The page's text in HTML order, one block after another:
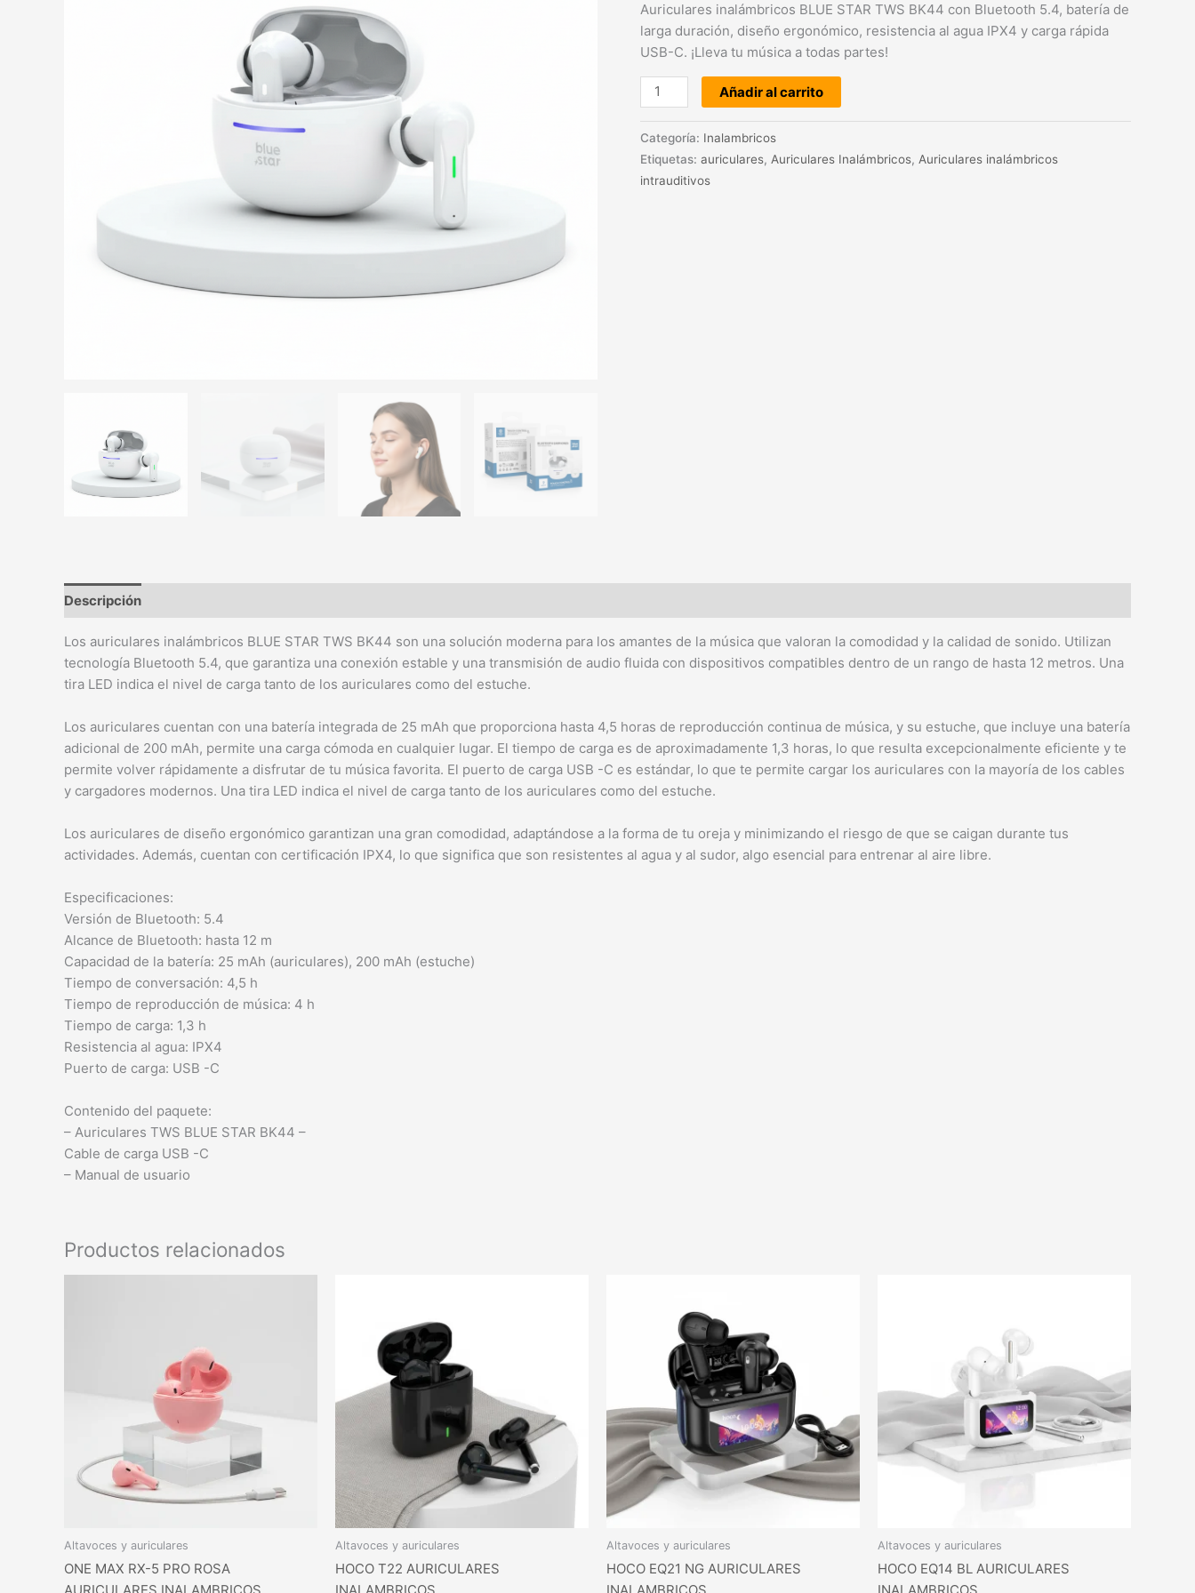
Auriculares inalámbricos BLUE STAR TWS BK44 con Bluetooth 5.4, batería de
larga duración, diseño ergonómico, resistencia al agua IPX4 y carga rápida
USB-C. ¡Lleva tu música a todas partes!
Añadir al carrito
Categoría: Inalambricos
Etiquetas: auriculares, Auriculares Inalámbricos, Auriculares inalámbricos
intrauditivos
Descripción
Los auriculares inalámbricos BLUE STAR TWS BK44 son una solución moderna para los amantes de la música que valoran la comodidad y la calidad de sonido. Utilizan
tecnología Bluetooth 5.4, que garantiza una conexión estable y una transmisión de audio fluida con dispositivos compatibles dentro de un rango de hasta 12 metros. Una
tira LED indica el nivel de carga tanto de los auriculares como del estuche.
Los auriculares cuentan con una batería integrada de 25 mAh que proporciona hasta 4,5 horas de reproducción continua de música, y su estuche, que incluye una batería
adicional de 200 mAh, permite una carga cómoda en cualquier lugar. El tiempo de carga es de aproximadamente 1,3 horas, lo que resulta excepcionalmente eficiente y te
permite volver rápidamente a disfrutar de tu música favorita. El puerto de carga USB -C es estándar, lo que te permite cargar los auriculares con la mayoría de los cables
y cargadores modernos. Una tira LED indica el nivel de carga tanto de los auriculares como del estuche.
Los auriculares de diseño ergonómico garantizan una gran comodidad, adaptándose a la forma de tu oreja y minimizando el riesgo de que se caigan durante tus
actividades. Además, cuentan con certificación IPX4, lo que significa que son resistentes al agua y al sudor, algo esencial para entrenar al aire libre.
Especificaciones:
Versión de Bluetooth: 5.4
Alcance de Bluetooth: hasta 12 m
Capacidad de la batería: 25 mAh (auriculares), 200 mAh (estuche)
Tiempo de conversación: 4,5 h
Tiempo de reproducción de música: 4 h
Tiempo de carga: 1,3 h
Resistencia al agua: IPX4
Puerto de carga: USB -C
Contenido del paquete:
– Auriculares TWS BLUE STAR BK44 –
Cable de carga USB -C
– Manual de usuario
Productos relacionados
Altavoces y auriculares
ONE MAX RX-5 PRO ROSA
Altavoces y auriculares
HOCO T22 AURICULARES
Altavoces y auriculares
HOCO EQ21 NG AURICULARES
Altavoces y auriculares
HOCO EQ14 BL AURICULARES